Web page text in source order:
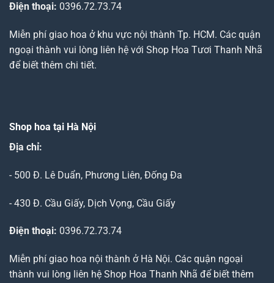
Điện thoại: 0396.72.73.74
Miễn phí giao hoa ở khu vực nội thành Tp. HCM. Các quận
ngoại thành vui lòng liên hệ với Shop Hoa Tươi Thanh Nhã
để biết thêm chi tiết.
Shop hoa tại Hà Nội
Địa chỉ:
- 500 Đ. Lê Duẩn, Phương Liên, Đống Đa
- 430 Đ. Cầu Giấy, Dịch Vọng, Cầu Giấy
Điện thoại: 0396.72.73.74
Miễn phí giao hoa nội thành ở Hà Nội. Các quận ngoại
thành vui lòng liên hệ Shop Hoa Thanh Nhã để biết thêm